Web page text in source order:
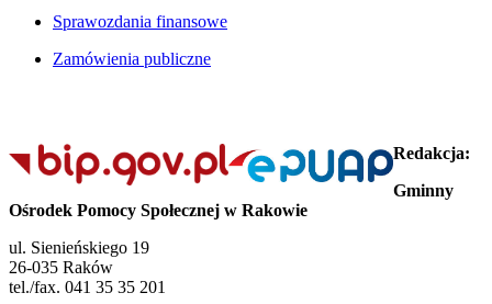
Sprawozdania finansowe
Zamówienia publiczne
Redakcja:
Gminny
Ośrodek Pomocy Społecznej w Rakowie
ul. Sienieńskiego 19
26-035 Raków
tel./fax. 041 35 35 201